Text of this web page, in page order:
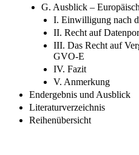
G. Ausblick –
I. Einwilligung nach
II. Recht auf
III. Das Recht auf
GVO-E
IV. Fazit
V. Anmerkung
Endergebnis und Ausblick
Literaturverzeichnis
Reihenübersicht